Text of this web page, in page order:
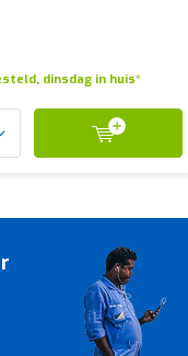
dinsdag in huis*